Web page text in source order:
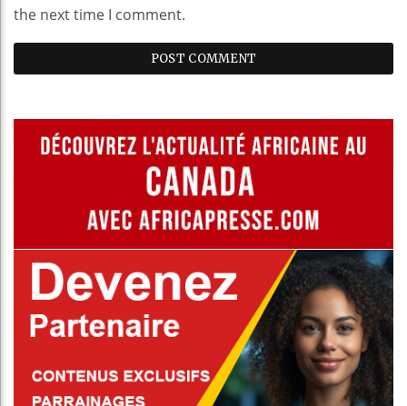
the next time I comment.